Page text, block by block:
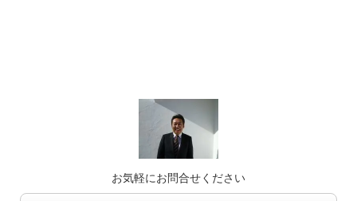
お気軽にお問合せください